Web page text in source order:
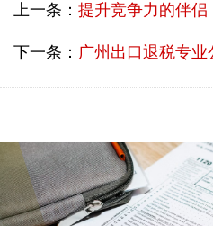
上一条： 提升竞争力的伴侣：
下一条： 广州出口退税专业公司的成